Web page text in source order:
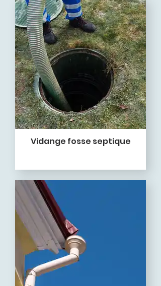
Vidange fosse septique